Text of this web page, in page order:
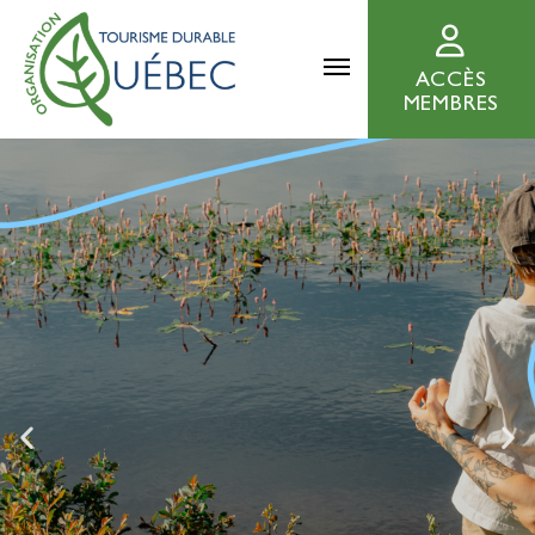
ACCÈS
MEMBRES